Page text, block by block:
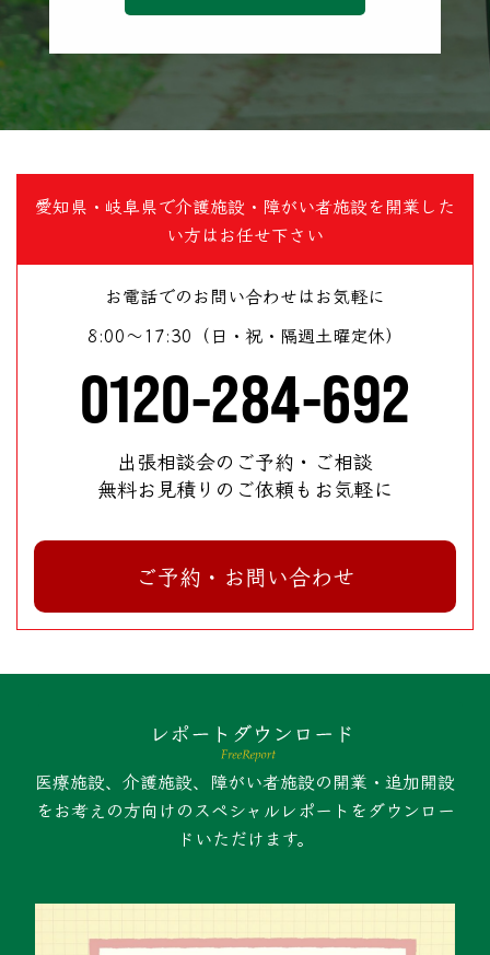
愛知県・岐阜県で介護施設・障がい者施設を開業した
い方はお任せ下さい
お電話でのお問い合わせはお気軽に
8:00～17:30（日・祝・隔週土曜定休）
0120-284-692
出張相談会のご予約・ご相談
無料お見積りのご依頼もお気軽に
ご予約・お問い合わせ
医療施設、介護施設、障がい者施設の開業・追加開設
をお考えの方向けのスペシャルレポートをダウンロー
ドいただけます。